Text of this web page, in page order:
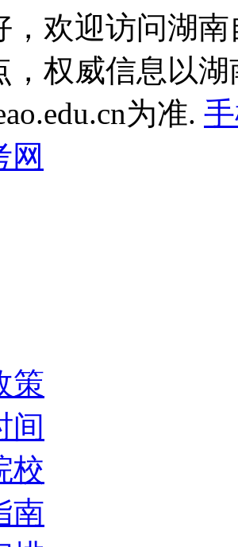
，欢迎访问湖
，权威信息以
为准.
网
策
间
校
南